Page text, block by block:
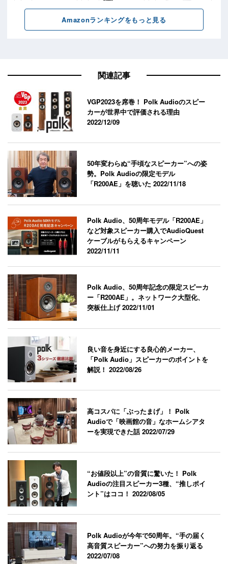
関連記事
VGP2023を席巻！ Polk Audioのスピー
カーが世界中で評価される理由
2022/12/09
50年変わらぬ“手頃なスピーカー”への姿
勢。Polk Audioの限定モデル
「R200AE」を聴いた2022/11/18
Polk Audio、50周年モデル「R200AE」
など対象スピーカー購入でAudioQuest
ケーブルがもらえるキャンペーン
2022/11/11
Polk Audio、50周年記念の限定スピーカ
ー「R200AE」。ネットワーク大型化、
突板仕上げ2022/11/01
良い音を身近にする良心的メーカー、
「Polk Audio」スピーカーのポイントを
解説！2022/08/26
高コスパに「ぶったまげ」！ Polk
Audioで「映画館の音」なホームシアタ
ーを実現できた話2022/07/29
“お値段以上”の音質に驚いた！ Polk
Audioの注目スピーカー3種、“推しポイ
ント”はココ！2022/08/05
Polk Audioが今年で50周年。“手の届く
高音質スピーカー”への努力を振り返る
2022/07/08